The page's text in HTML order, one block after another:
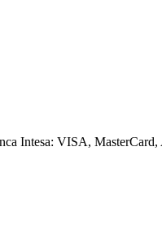
Intesa: VISA,